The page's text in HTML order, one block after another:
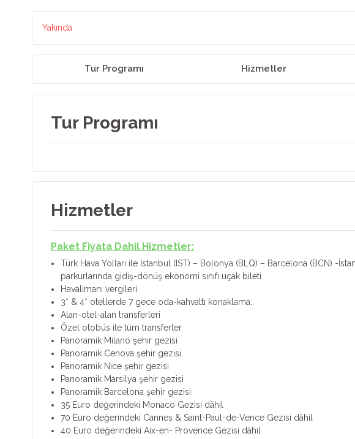
Yakında
Tur Programı Hizmetler
Tur Programı
Hizmetler
Paket Fiyata Dahil Hizmetler:
Türk Hava Yolları ile İstanbul (IST) – Bolonya (BLQ) – Barcelona (BCN) -
parkurlarında gidiş-dönüş ekonomi sınıfı uçak bileti
Havalimanı vergileri
3* & 4* otellerde 7 gece oda-kahvaltı konaklama,
Alan-otel-alan transferleri
Özel otobüs ile tüm transferler
Panoramik Milano şehir gezisi
Panoramik Cenova şehir gezisi
Panoramik Nice şehir gezisi
Panoramik Marsilya şehir gezisi
Panoramik Barcelona şehir gezisi
35 Euro değerindeki Monaco Gezisi dâhil
70 Euro değerindeki Cannes & Saint-Paul-de-Vence Gezisi dâhil
40 Euro değerindeki Aix-en- Provence Gezisi dâhil